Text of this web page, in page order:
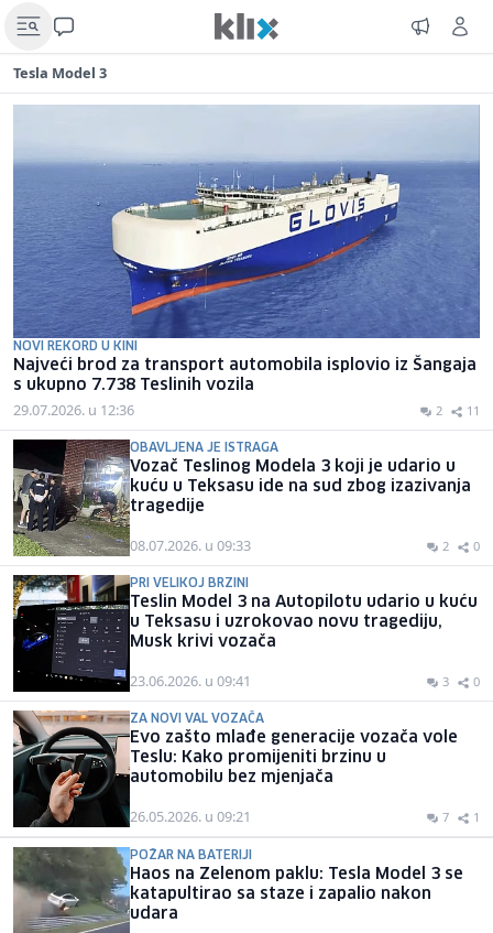
Tesla Model 3
NOVI REKORD U KINI
Najveći brod za transport automobila isplovio iz Šangaja
s ukupno 7.738 Teslinih vozila
29.07.2026. u 12:36 2 11
OBAVLJENA JE ISTRAGA
Vozač Teslinog Modela 3 koji je udario u
kuću u Teksasu ide na sud zbog izazivanja
tragedije
08.07.2026. u 09:33 2 0
PRI VELIKOJ BRZINI
Teslin Model 3 na Autopilotu udario u kuću
u Teksasu i uzrokovao novu tragediju,
Musk krivi vozača
23.06.2026. u 09:41 3 0
ZA NOVI VAL VOZAČA
Evo zašto mlađe generacije vozača vole
Teslu: Kako promijeniti brzinu u
automobilu bez mjenjača
26.05.2026. u 09:21 7 1
POŽAR NA BATERIJI
Haos na Zelenom paklu: Tesla Model 3 se
katapultirao sa staze i zapalio nakon
udara